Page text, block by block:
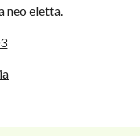
neo eletta.